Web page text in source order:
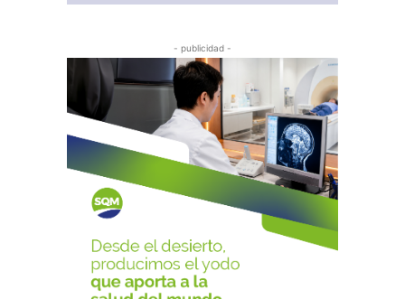
- publicidad -